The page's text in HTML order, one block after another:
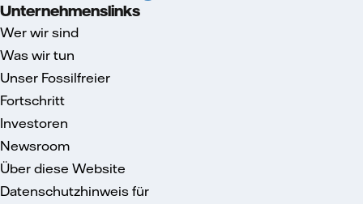
Unternehmenslinks
Wer wir sind
Was wir tun
Unser Fossilfreier
Fortschritt
Investoren
Newsroom
Über diese Website
Datenschutzhinweis für